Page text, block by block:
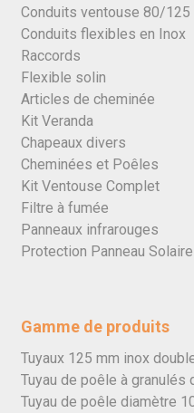
Conduits ventouse 80/125
Conduits flexibles en Inox
Raccords
Flexible solin
Articles de cheminée
Kit Veranda
Chapeaux divers
Cheminées et Poêles
Kit Ventouse Complet
Filtre à fumée
Panneaux infrarouges
Protection Panneau Solaire
Gamme de produits
Tuyaux 125 mm inox
Tuyau de poêle à
Tuyau de poêle diamètre